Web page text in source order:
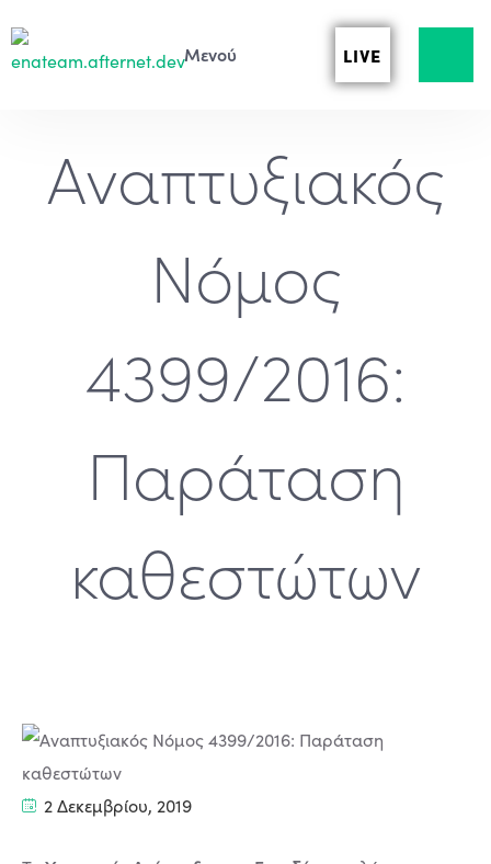
LIVE
Αναπτυξιακός
Νόμος
4399/2016:
Παράταση
καθεστώτων
2 Δεκεμβρίου, 2019